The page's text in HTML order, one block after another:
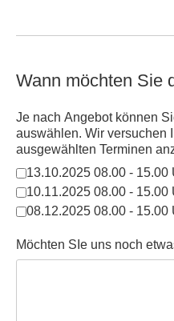
Wann möchten Sie
Je nach Angebot können
auswählen. Wir versuchen
ausgewählten Terminen
13.10.2025 08.00 - 15.00
10.11.2025 08.00 - 15.00
08.12.2025 08.00 - 15.00
Möchten SIe uns noch